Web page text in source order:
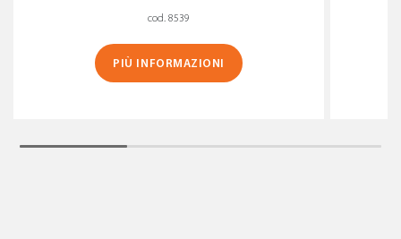
cod. 8539
PIÙ INFORMAZIONI